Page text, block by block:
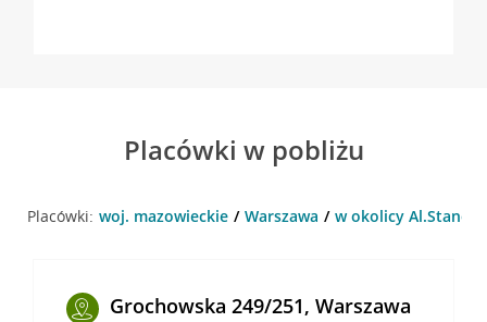
Placówki w pobliżu
Placówki: woj. mazowieckie Warszawa w okolicy Al.Stanów
Grochowska 249/251, Warszawa